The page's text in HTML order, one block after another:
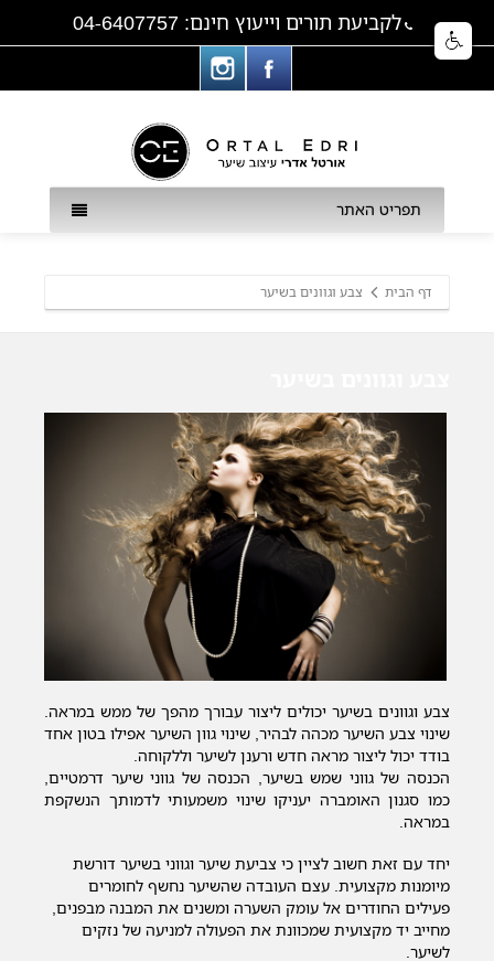
לקביעת תורים וייעוץ חינם: 04-6407757
תפריט האתר
צבע וגוונים בשיער דף הבית
צבע וגוונים בשיער יכולים ליצור עבורך מהפך של ממש במראה.
שינוי צבע השיער מכהה לבהיר, שינוי גוון השיער אפילו בטון אחד
בודד יכול ליצור מראה חדש ורענן לשיער וללקוחה.
הכנסה של גווני שמש בשיער, הכנסה של גווני שיער דרמטיים,
כמו סגנון האומברה יעניקו שינוי משמעותי לדמותך הנשקפת
במראה.
יחד עם זאת חשוב לציין כי צביעת שיער וגווני בשיער דורשת
מיומנות מקצועית. עצם העובדה שהשיער נחשף לחומרים
פעילים החודרים אל עומק השערה ומשנים את המבנה מבפנים,
מחייב יד מקצועית שמכוונת את הפעולה למניעה של נזקים
לשיער.